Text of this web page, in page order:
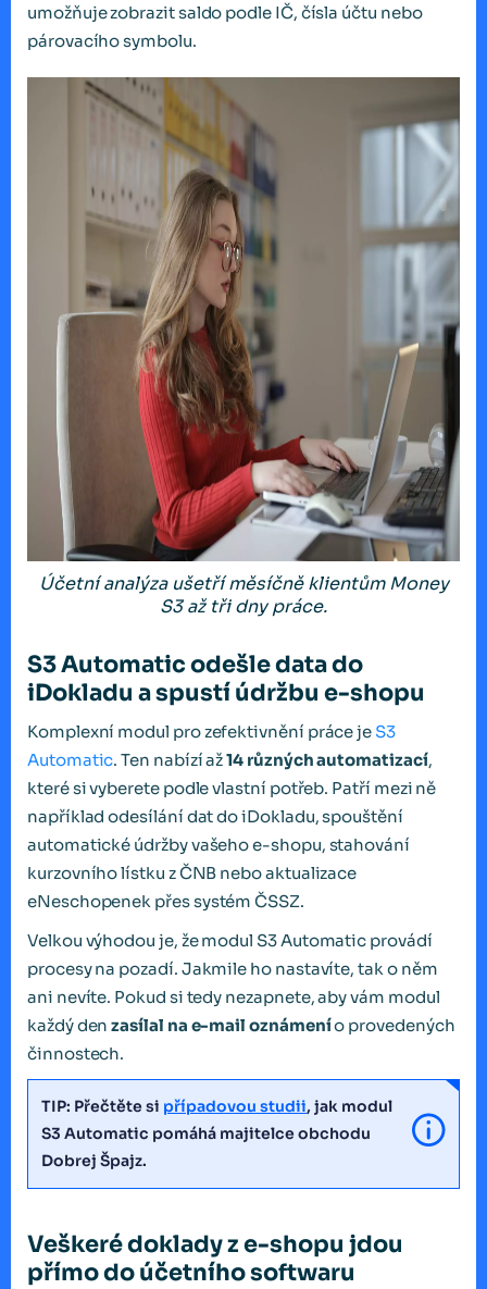
umožňuje zobrazit saldo podle IČ, čísla účtu nebo
párovacího symbolu.
Účetní analýza ušetří měsíčně klientům Money
S3 až tři dny práce.
S3 Automatic odešle data do
iDokladu a spustí údržbu e-shopu
Komplexní modul pro zefektivnění práce je S3
Automatic. Ten nabízí až14 různých automatizací,
které si vyberete podle vlastní potřeb. Patří mezi ně
například odesílání dat do iDokladu, spouštění
automatické údržby vašeho e-shopu, stahování
kurzovního lístku z ČNB nebo aktualizace
eNeschopenek přes systém ČSSZ.
Velkou výhodou je, že modul S3 Automatic provádí
procesy na pozadí. Jakmile ho nastavíte, tak o něm
ani nevíte. Pokud si tedy nezapnete, aby vám modul
každý denzasílal na e-mail oznámenío provedených
činnostech.
TIP: Přečtěte si případovou studii, jak modul
S3 Automatic pomáhá majitelce obchodu
Dobrej Špajz.
Veškeré doklady z e-shopu jdou
přímo do účetního softwaru